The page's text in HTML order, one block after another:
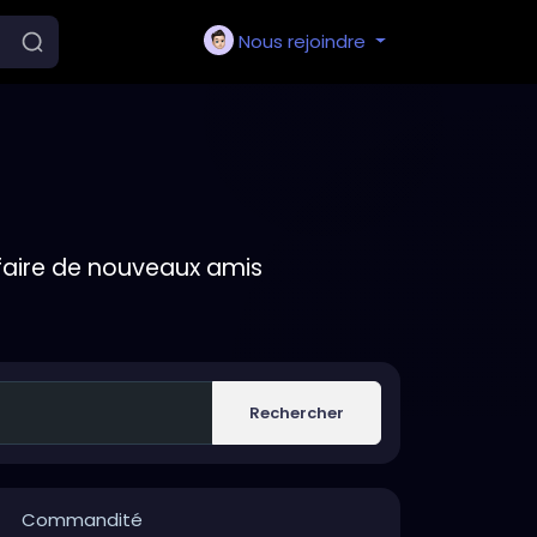
Nous rejoindre
de nouveaux amis
Rechercher
Commandité